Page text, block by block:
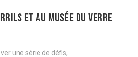
ET AU MUSÉE DU VERRE
une série de défis,